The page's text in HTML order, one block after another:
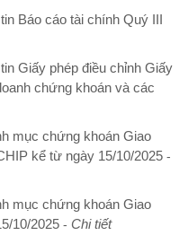
Báo cáo tài chính Quý III
Giấy phép điều chỉnh Giấy
chứng khoán và các
mục chứng khoán Giao
kể từ ngày 15/10/2025 -
mục chứng khoán Giao
10/2025 - Chi tiết